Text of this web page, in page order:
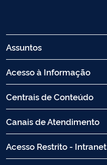
Assuntos
Acesso à Informação
Centrais de Conteúdo
Canais de Atendimento
Acesso Restrito - Intranet